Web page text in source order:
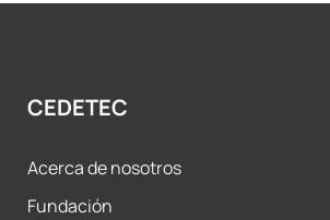
CEDETEC
Acerca de nosotros
Fundación